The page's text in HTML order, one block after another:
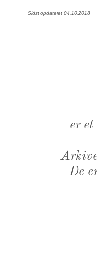
Sidst opdateret 04.10.2018
er
De